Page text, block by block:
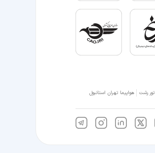
تور رشت هواپیما تهران استانبول